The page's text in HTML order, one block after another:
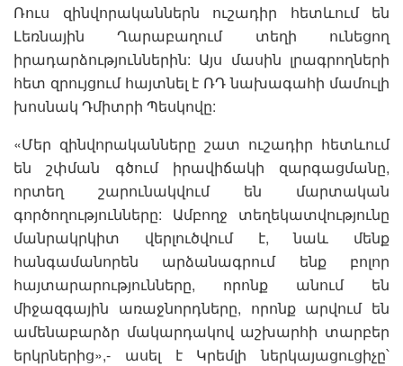
Ռուս զինվորականներն ուշադիր հետևում են
Լեռնային Ղարաբաղում տեղի ունեցող
իրադարձություններին: Այս մասին լրագրողների
հետ զրույցում հայտնել է ՌԴ նախագահի մամուլի
խոսնակ Դմիտրի Պեսկովը:
«Մեր զինվորականները շատ ուշադիր հետևում
են շփման գծում իրավիճակի զարգացմանը,
որտեղ շարունակվում են մարտական
գործողությունները: Ամբողջ տեղեկատվությունը
մանրակրկիտ վերլուծվում է, նաև մենք
հանգամանորեն արձանագրում ենք բոլոր
հայտարարությունները, որոնք անում են
միջազգային առաջնորդները, որոնք արվում են
ամենաբարձր մակարդակով աշխարհի տարբեր
երկրներից»,- ասել է Կրեմլի ներկայացուցիչը՝